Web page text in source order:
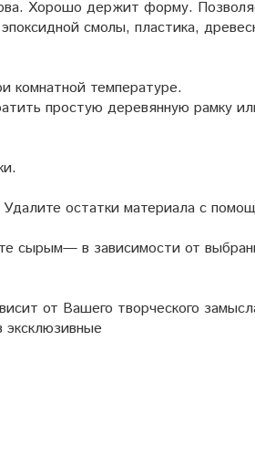
Хорошо держит форму.
смолы, пластика,
комнатной температуре.
простую деревянную рамку
остатки материала с
сырым— в зависимости от
от Вашего творческого